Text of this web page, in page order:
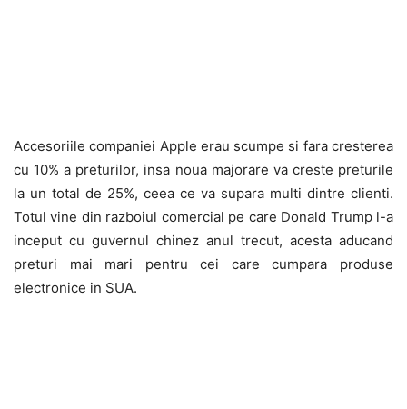
Accesoriile companiei Apple erau scumpe si fara cresterea
cu 10% a preturilor, insa noua majorare va creste preturile
la un total de 25%, ceea ce va supara multi dintre clienti.
Totul vine din razboiul comercial pe care Donald Trump l-a
inceput cu guvernul chinez anul trecut, acesta aducand
preturi mai mari pentru cei care cumpara produse
electronice in SUA.